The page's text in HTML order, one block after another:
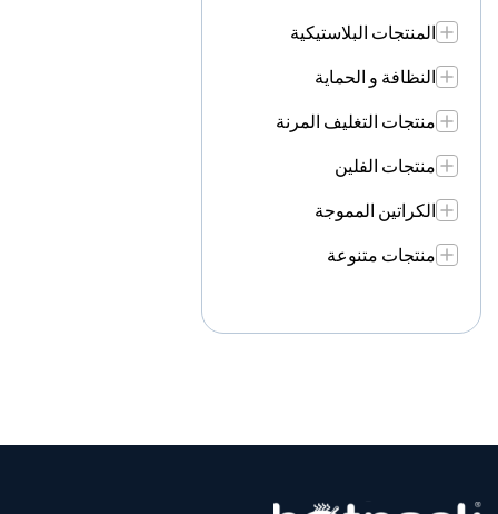
المنتجات البلاستيكية
النظافة و الحماية
منتجات التغليف المرنة
منتجات الفلين
الكراتين المموجة
منتجات متنوعة